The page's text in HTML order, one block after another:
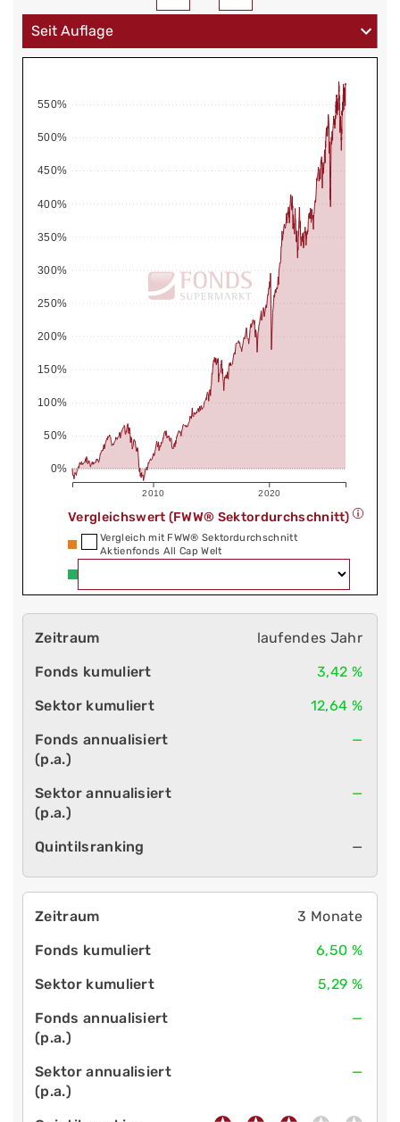
2010 2020
0%
50%
100%
150%
200%
250%
300%
350%
400%
450%
500%
550%
Vergleichswert (FWW® Sektordurchschnitt)
Vergleich mit FWW® Sektordurchschnitt
Aktienfonds All Cap Welt
laufendes Jahr
3,42 %
12,64 %
—
—
—
3 Monate
6,50 %
5,29 %
—
—